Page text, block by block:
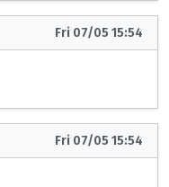
Fri 07/05 15:54
Fri 07/05 15:54